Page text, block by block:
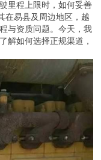
里程上限时，如何妥善
在易县及周边地区，越
与资质问题。今天，我
解如何选择正规渠道，